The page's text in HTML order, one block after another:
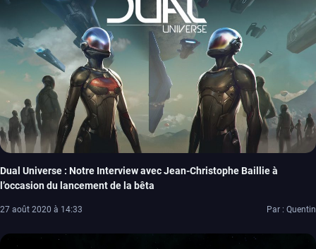
Dual Universe : Notre Interview avec Jean-Christophe Baillie à
l’occasion du lancement de la bêta
27 août 2020 à 14:33 Par : Quentin